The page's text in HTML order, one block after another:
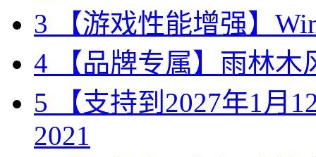
3 【游戏性能增强】
4 【品牌专属】雨林木
5 【支持到2027年1月
2021